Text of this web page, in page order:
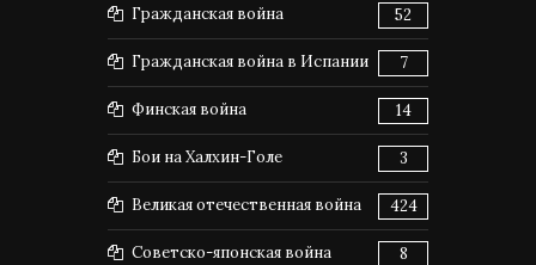
Гражданская война 52
Гражданская война в Испании 7
Финская война 14
Бои на Халхин-Голе 3
Великая отечественная война 424
Советско-японская война 8